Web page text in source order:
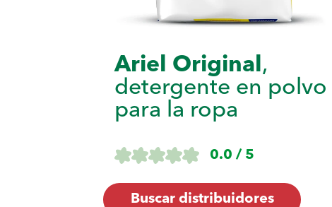
Ariel Original,
detergente en polvo
para la ropa
0.0 / 5
Buscar distribuidores